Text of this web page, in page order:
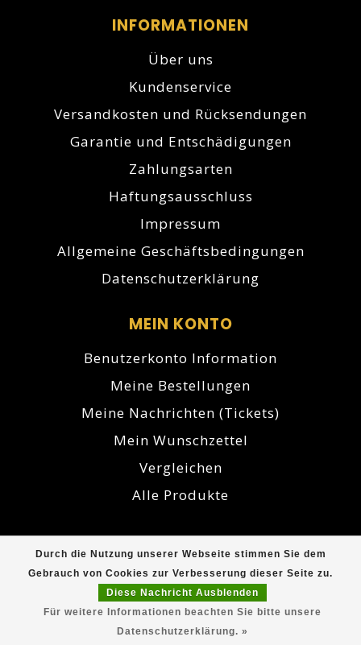
Durch die Nutzung unserer Webseite stimmen Sie dem
Gebrauch von Cookies zur Verbesserung dieser Seite zu.
Diese Nachricht Ausblenden
Für weitere Informationen beachten Sie bitte unsere
Datenschutzerklärung. »
INFORMATIONEN
Über uns
Kundenservice
Versandkosten und Rücksendungen
Garantie und Entschädigungen
Zahlungsarten
Haftungsausschluss
Impressum
Allgemeine Geschäftsbedingungen
Datenschutzerklärung
MEIN KONTO
Benutzerkonto Information
Meine Bestellungen
Meine Nachrichten (Tickets)
Mein Wunschzettel
Vergleichen
Alle Produkte
© Copyright 2026 Cuberna.de - Powered by
Lightspeed- Theme byDyvelopment